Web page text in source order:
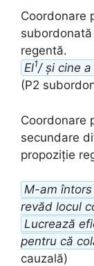
Coordonare
regentă.
El1/ și cine
(P2
Coordonare
secundare
propoziție
M-am
revăd locul
Lucrează
pentru că
cauzală)